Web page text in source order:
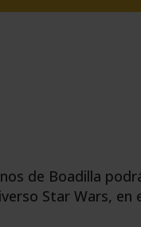
de Boadilla
Star Wars, en